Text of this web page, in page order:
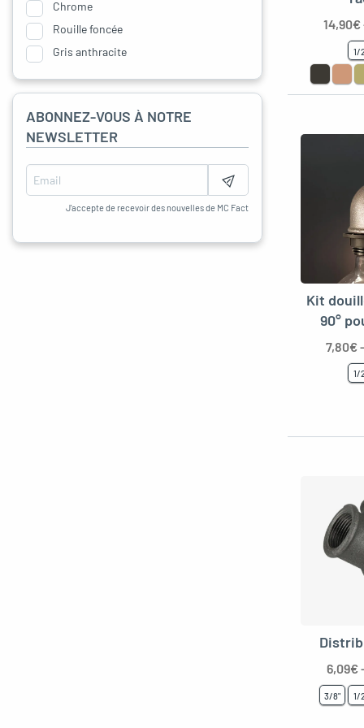
14,90€
1/
Kit
90°
7,80€
1/
6,09€
3/8" 1/
Chrome
Rouille foncée
Gris anthracite
Vernis Mat
ABONNEZ-VOUS À NOTRE
NEWSLETTER
J'accepte de recevoir des nouvelles de MC Fact